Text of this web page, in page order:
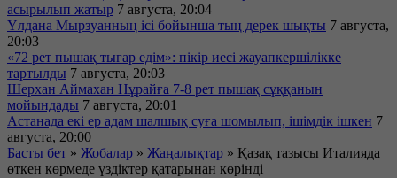
асырылып жатыр 7 августа, 20:04
Ұлдана Мырзуанның ісі бойынша тың дерек шықты 7 августа,
20:03
«72 рет пышақ тығар едім»: пікір иесі жауапкершілікке
тартылды 7 августа, 20:03
Шерхан Аймахан Нұрайға 7-8 рет пышақ сұққанын
мойындады 7 августа, 20:01
Астанада екі ер адам шалшық суға шомылып, ішімдік ішкен 7
августа, 20:00
Басты бет » Жобалар » Жаңалықтар » Қазақ тазысы Италияда
өткен көрмеде үздіктер қатарынан көрінді